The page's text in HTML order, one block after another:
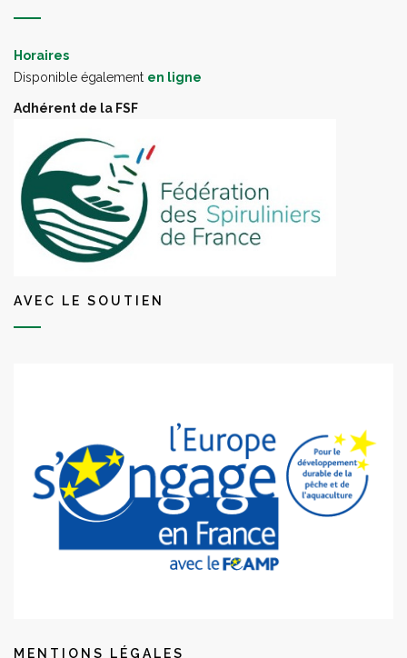
Horaires
Disponible également en ligne
Adhérent de la FSF
AVEC LE SOUTIEN
MENTIONS LÉGALES